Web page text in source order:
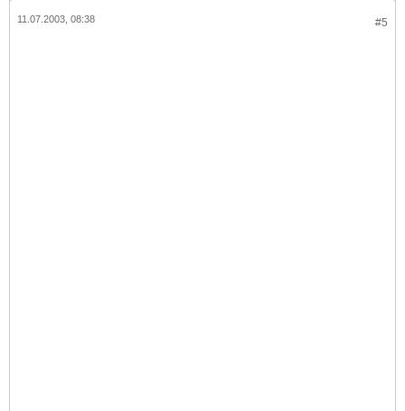
#5
11.07.2003, 08:38